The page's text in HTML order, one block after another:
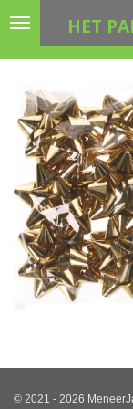
Ga
hoofdinhoud
HET
© 2021 - 2026